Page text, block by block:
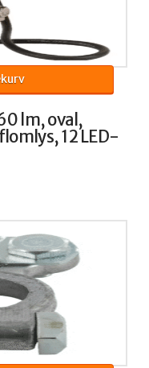
lm, oval,
12 LED-